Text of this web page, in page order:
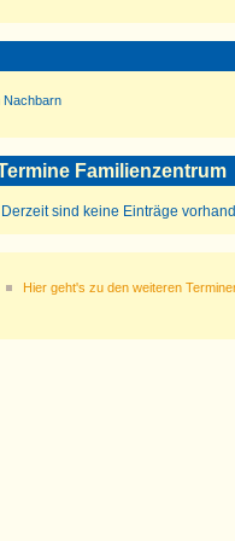
Nachbarn
Familienzentrum
Derzeit sind keine Einträge
Hier geht's zu den weiteren